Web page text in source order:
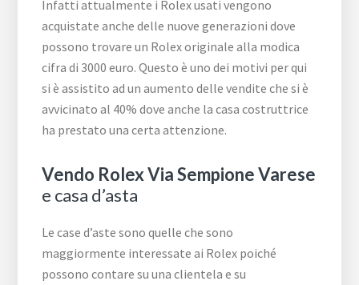
Infatti attualmente i Rolex usati vengono
acquistate anche delle nuove generazioni dove
possono trovare un Rolex originale alla modica
cifra di 3000 euro. Questo è uno dei motivi per qui
si è assistito ad un aumento delle vendite che si è
avvicinato al 40% dove anche la casa costruttrice
ha prestato una certa attenzione.
Vendo Rolex Via Sempione Varese
e casa d’asta
Le case d’aste sono quelle che sono
maggiormente interessate ai Rolex poiché
possono contare su una clientela e su